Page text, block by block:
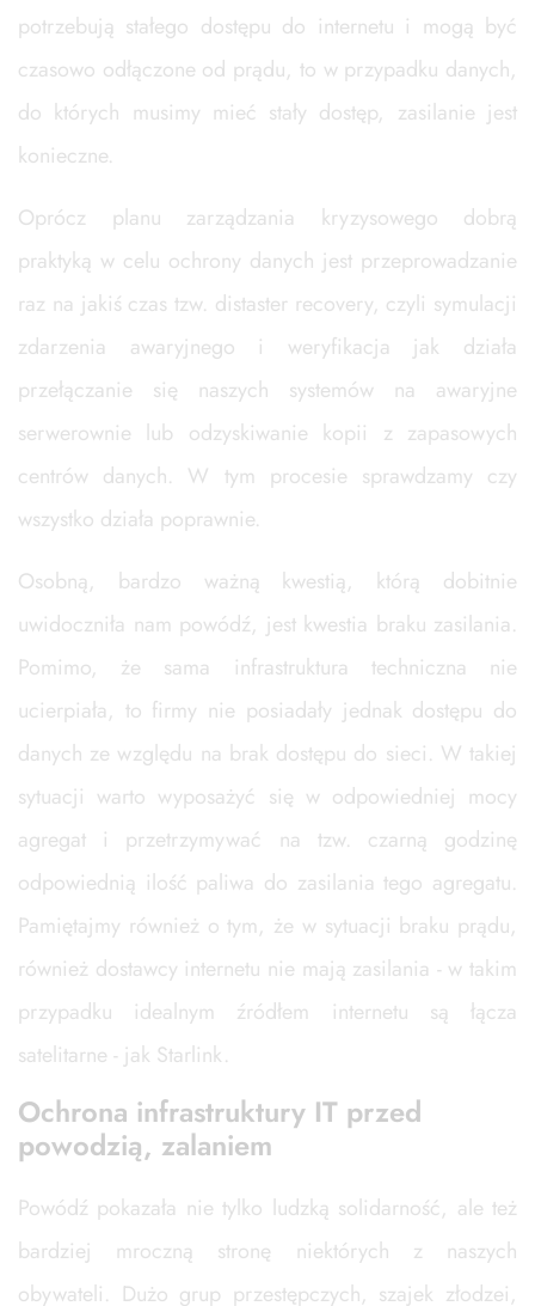
potrzebują stałego dostępu do internetu i mogą być
czasowo odłączone od prądu, to w przypadku danych,
do których musimy mieć stały dostęp, zasilanie jest
konieczne.
Oprócz planu zarządzania kryzysowego dobrą
praktyką w celu ochrony danych jest przeprowadzanie
raz na jakiś czas tzw. distaster recovery, czyli symulacji
zdarzenia awaryjnego i weryfikacja jak działa
przełączanie się naszych systemów na awaryjne
serwerownie lub odzyskiwanie kopii z zapasowych
centrów danych. W tym procesie sprawdzamy czy
wszystko działa poprawnie.
Osobną, bardzo ważną kwestią, którą dobitnie
uwidoczniła nam powódź, jest kwestia braku zasilania.
Pomimo, że sama infrastruktura techniczna nie
ucierpiała, to firmy nie posiadały jednak dostępu do
danych ze względu na brak dostępu do sieci. W takiej
sytuacji warto wyposażyć się w odpowiedniej mocy
agregat i przetrzymywać na tzw. czarną godzinę
odpowiednią ilość paliwa do zasilania tego agregatu.
Pamiętajmy również o tym, że w sytuacji braku prądu,
również dostawcy internetu nie mają zasilania - w takim
przypadku idealnym źródłem internetu są łącza
satelitarne - jak Starlink.
Ochrona infrastruktury IT przed
powodzią, zalaniem
Powódź pokazała nie tylko ludzką solidarność, ale też
bardziej mroczną stronę niektórych z naszych
obywateli. Dużo grup przestępczych, szajek złodzei,